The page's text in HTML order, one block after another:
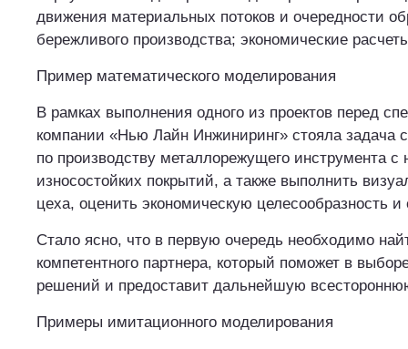
движения материальных потоков и очередности
бережливого производства; экономические
Пример математического моделирования
В рамках выполнения одного из проектов перед
компании «Нью Лайн Инжиниринг» стояла задача
по производству металлорежущего инструмента с
износостойких покрытий, а также выполнить
цеха, оценить экономическую целесообразность и
Стало ясно, что в первую очередь необходимо
компетентного партнера, который поможет в
решений и предоставит дальнейшую
Примеры имитационного моделирования